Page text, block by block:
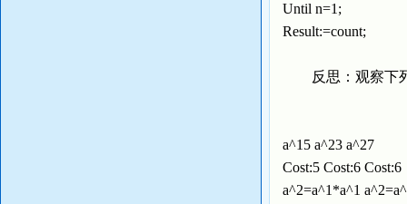
Until n=1;
Result:=count;
反思：观察下
a^15 a^23 a^27
Cost:5 Cost:6
a^2=a^1*a^1